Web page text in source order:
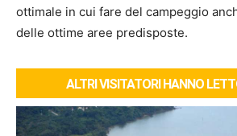
ottimale in cui fare del campeggio
delle ottime aree predisposte.
ALTRI VISITATORI HANNO